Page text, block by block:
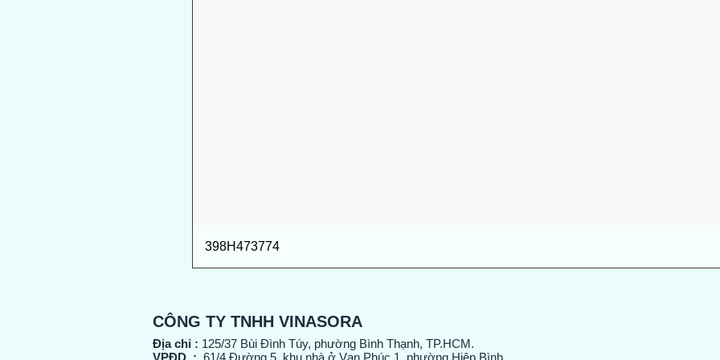
398H473774
CÔNG TY TNHH VINASORA
Địa chỉ : 125/37 Bùi Đình Túy, phường Bình Thạnh, TP.HCM.
VPĐD : 61/4 Đường 5, khu nhà ở Vạn Phúc 1, phường Hiệp Bình,